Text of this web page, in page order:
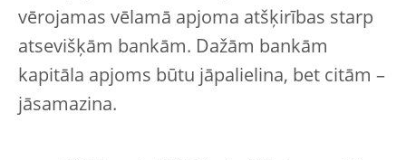
vērojamas vēlamā apjoma atšķirības starp
atsevišķām bankām. Dažām bankām
kapitāla apjoms būtu jāpalielina, bet citām –
jāsamazina.